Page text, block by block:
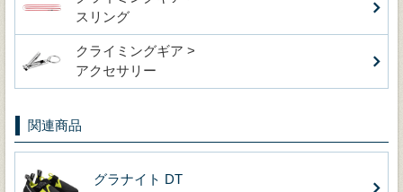
スリング
クライミングギア >
アクセサリー
関連商品
グラナイト DT